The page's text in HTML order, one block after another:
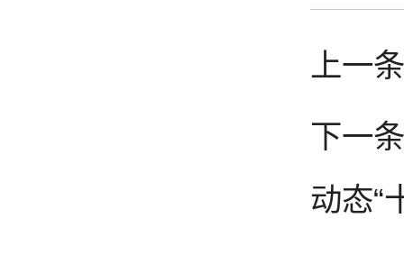
上一
下一
动态“